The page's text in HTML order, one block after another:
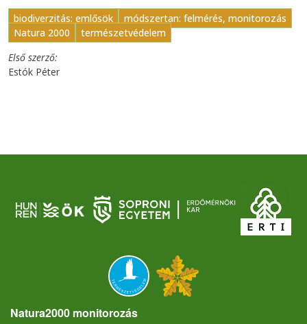
biodiverzitás: emlősök
módszertan: felmérés, monitorozás
Natura 2000
természetvédelem
Első szerző
Estók Péter
Natura2000 monitorozás